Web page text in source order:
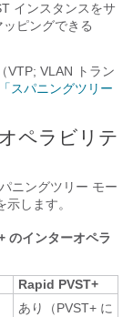
インスタンスをサ
ピングできる
VTP; VLAN トラン
「スパニングツリー
ペラビリテ
ニングツリー モー
します。
のインターオペラ
Rapid PVST+
あり（PVST+ に